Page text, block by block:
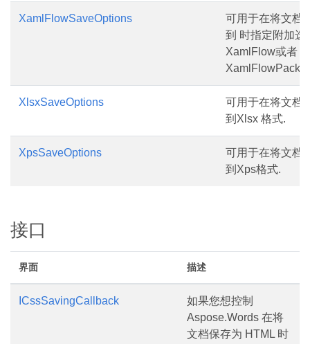
XamlFlowSaveOptions
可用于在将文档
到 时指定附加选
XamlFlow或者
XamlFlowPack
XlsxSaveOptions
可用于在将文档
到Xlsx 格式.
XpsSaveOptions
可用于在将文档
到Xps格式.
接口
界面 描述
ICssSavingCallback
如果您想控制
Aspose.Words 在将
文档保存为 HTML 时